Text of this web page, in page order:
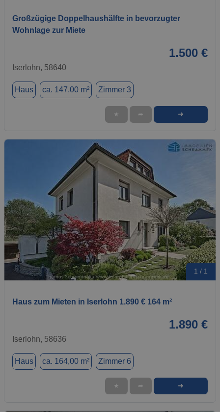
Großzügige Doppelhaushälfte in bevorzugter
Wohnlage zur Miete
1.500 €
Iserlohn, 58640
Haus ca. 147,00 m² Zimmer 3
★ ➦ ➜
1 / 1
Haus zum Mieten in Iserlohn 1.890 € 164 m²
1.890 €
Iserlohn, 58636
Haus ca. 164,00 m² Zimmer 6
★ ➦ ➜